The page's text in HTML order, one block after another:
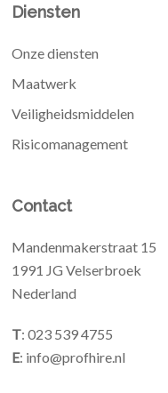
Diensten
Onze diensten
Maatwerk
Veiligheidsmiddelen
Risicomanagement
Contact
Mandenmakerstraat 15
1991 JG Velserbroek
Nederland
T: 023 539 4755
E: info@profhire.nl